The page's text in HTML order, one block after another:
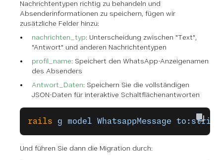
Nachrichtentypen richtig zu behandeln und
Absenderinformationen zu speichern, fügen wir
zusätzliche Felder hinzu:
nachrichten_typ: Unterscheidung zwischen "Text",
"Antwort" und anderen Nachrichtentypen
profil_name: Speichert den WhatsApp-Anzeigenamen
des Absenders
Antwort_Daten: Speichern Sie die vollständigen
JSON-Daten für interaktive Schaltflächenantworten
rails g model WhatsappMessage to:string
Und führen Sie dann die Migration durch: